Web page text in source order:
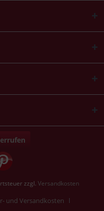
zzgl. Versandkosten
und Versandkosten